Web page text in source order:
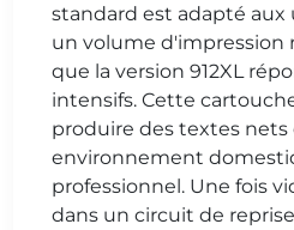
standard est adapté aux
un volume d'impression
que la version 912XL
intensifs. Cette
produire des textes
environnement
professionnel. Une fois
dans un circuit de